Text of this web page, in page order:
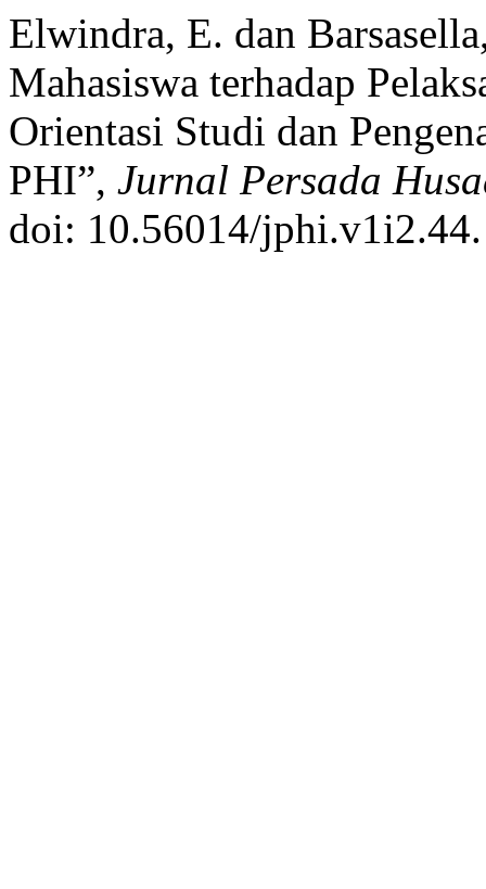
Elwindra, E. dan
Mahasiswa terhadap
Orientasi Studi dan
PHI”, Jurnal Persada
doi: 10.56014/jphi.v1i2.44.